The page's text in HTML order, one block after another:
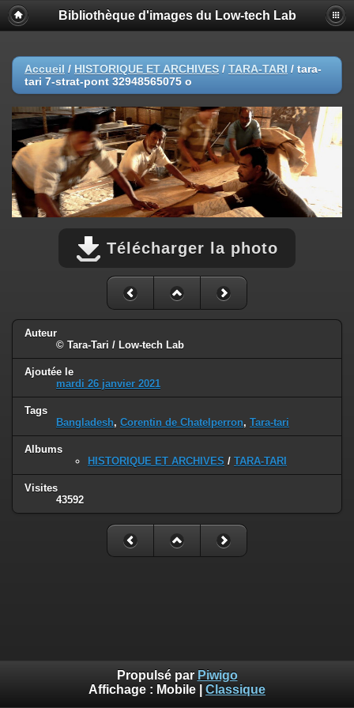
Bibliothèque d'images du Low-tech Lab
Accueil / HISTORIQUE ET ARCHIVES / TARA-TARI / tara-
tari 7-strat-pont 32948565075 o
Télécharger la photo
Auteur
© Tara-Tari / Low-tech Lab
Ajoutée le
mardi 26 janvier 2021
Tags
Bangladesh, Corentin de Chatelperron, Tara-tari
Albums
HISTORIQUE ET ARCHIVES / TARA-TARI
Visites
43592
Propulsé par Piwigo
Affichage : Mobile Classique